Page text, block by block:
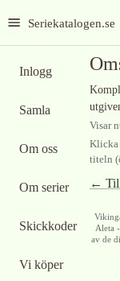
Seriekatalogen.se
Inlogg
Samla
Om oss
Om serier
Skickkoder
Vi köper
Visar
Klicka
titeln
←
Aleta
av de